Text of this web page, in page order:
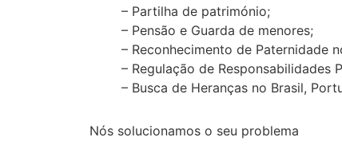
– Partilha de património;
– Pensão e Guarda de menores;
– Reconhecimento de Paternidade
– Regulação de Responsabilidades
– Busca de Heranças no Brasil,
Nós solucionamos o seu problema